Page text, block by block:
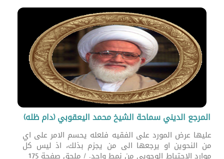
المرجع الديني سماحة الشيخ محمد اليعقوبي (دام ظله)
عليها عرض المورد على الفقيه فلعله يحسم الامر على اي
من النحوين او يرجعها الى من يجزم بذلك، اذ ليس كل